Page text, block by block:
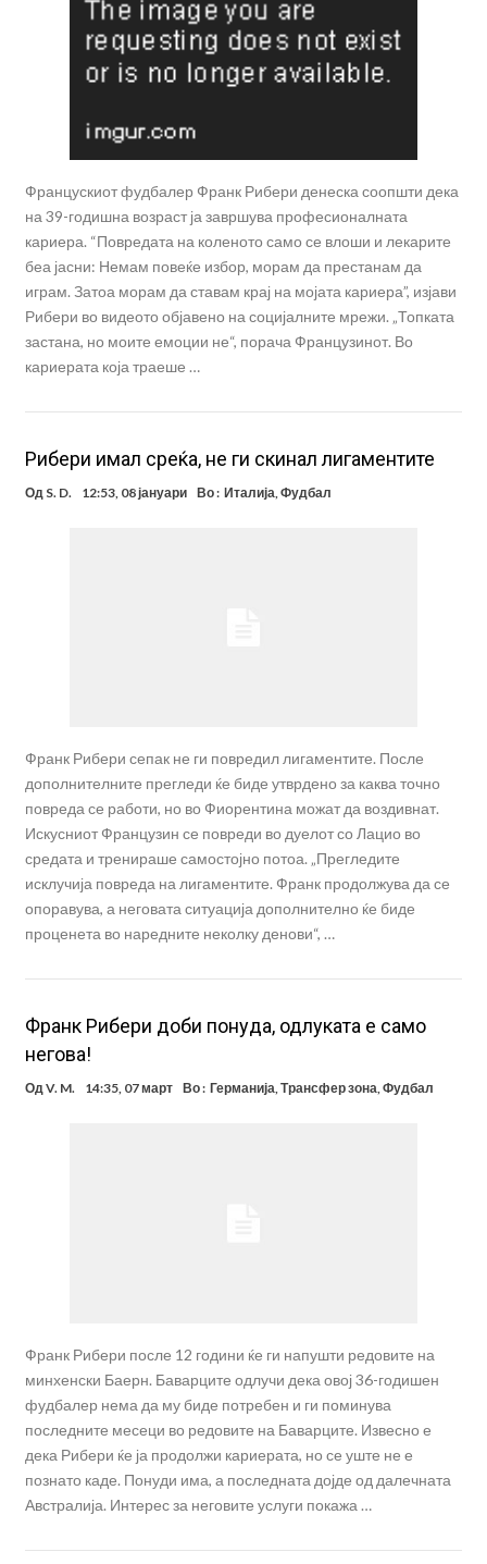
Францускиот фудбалер Франк Рибери денеска соопшти дека
на 39-годишна возраст ја завршува професионалната
кариера. “Повредата на коленото само се влоши и лекарите
беа јасни: Немам повеќе избор, морам да престанам да
играм. Затоа морам да ставам крај на мојата кариера”, изјави
Рибери во видеото објавено на социјалните мрежи. „Топката
застана, но моите емоции не“, порача Французинот. Во
кариерата која траеше …
Рибери имал среќа, не ги скинал лигаментите
Од S. D. 12:53, 08 јануари Во : Италија,Фудбал
Франк Рибери сепак не ги повредил лигаментите. После
дополнителните прегледи ќе биде утврдено за каква точно
повреда се работи, но во Фиорентина можат да воздивнат.
Искусниот Французин се повреди во дуелот со Лацио во
средата и тренираше самостојно потоа. „Прегледите
исклучија повреда на лигаментите. Франк продолжува да се
опоравува, а неговата ситуација дополнително ќе биде
проценета во наредните неколку денови“, …
Франк Рибери доби понуда, одлуката е само
негова!
ОдV. M. 14:35, 07 март Во : Германија,Трансфер зона,Фудбал
Франк Рибери после 12 години ќе ги напушти редовите на
минхенски Баерн. Баварците одлучи дека овој 36-годишен
фудбалер нема да му биде потребен и ги поминува
последните месеци во редовите на Баварците. Извесно е
дека Рибери ќе ја продолжи кариерата, но се уште не е
познато каде. Понуди има, а последната дојде од далечната
Австралија. Интерес за неговите услуги покажа …